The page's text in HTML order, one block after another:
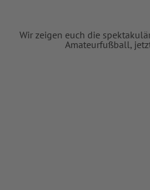
Wir zeigen euch die
Amateurfußball,